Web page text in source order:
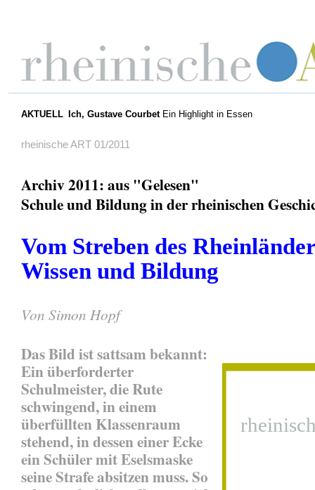
AKTUELL Ich, Gustave CourbetEin Highlight in Essen
rheinische ART 01/2011
Archiv 2011: aus "Gelesen"
Schule und Bildung in der rheinischen
Vom Streben des
Wissen und Bildung
Von Simon Hopf
Das Bild ist sattsam bekannt:
Ein überforderter
Schulmeister, die Rute
schwingend, in einem
überfüllten Klassenraum
stehend, in dessen einer Ecke
ein Schüler mit Eselsmaske
seine Strafe absitzen muss. So